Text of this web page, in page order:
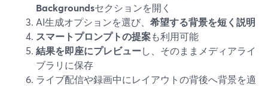
Backgroundsセクションを開く
AI生成オプションを選び、 希望する背景を短く説明
スマートプロンプトの提案も利用可能
結果を即座にプレビューし、そのままメディアライ
ブラリに保存
ライブ配信や録画中にレイアウトの背後へ背景を適